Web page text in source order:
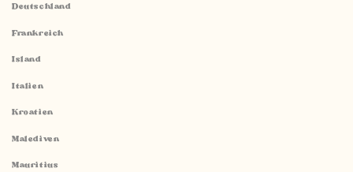
Deutschland
Frankreich
Island
Italien
Kroatien
Malediven
Mauritius